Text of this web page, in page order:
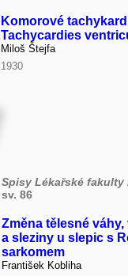
Komorové
Tachycardies
Miloš Štejfa
1930
Spisy Lékařské fakulty
sv. 86
Změna tělesné
a sleziny u slepic s
sarkomem
František Kobliha